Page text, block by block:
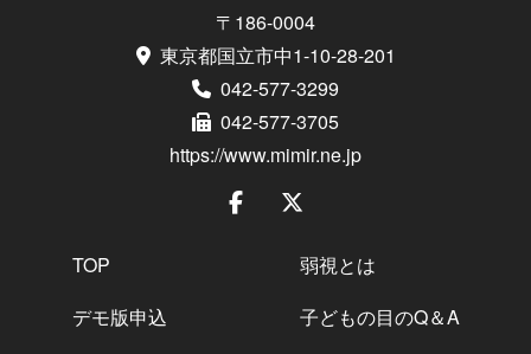
〒186-0004
東京都国立市中1-10-28-201
042-577-3299
042-577-3705
https://www.mimir.ne.jp
TOP
デモ版申込
弱視とは
子どもの目のQ＆A